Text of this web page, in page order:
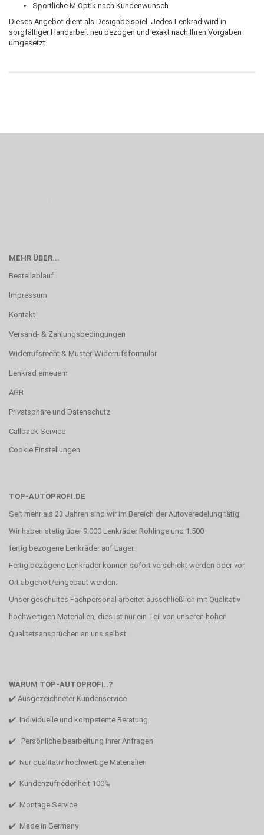
Sportliche M Optik nach Kundenwunsch
Dieses Angebot dient als Designbeispiel. Jedes Lenkrad wird in
sorgfältiger Handarbeit neu bezogen und exakt nach Ihren Vorgaben
umgesetzt.
MEHR ÜBER...
Bestellablauf
Impressum
Kontakt
Versand- & Zahlungsbedingungen
Widerrufsrecht & Muster-Widerrufsformular
Lenkrad erneuern
AGB
Privatsphäre und Datenschutz
Callback Service
Cookie Einstellungen
TOP-AUTOPROFI.DE
Seit mehr als 23 Jahren sind wir im Bereich der Autoveredelung tätig.
Wir haben stetig über 9.000 Lenkräder Rohlinge und 1.500
fertig bezogene Lenkräder auf Lager.
Fertig bezogene Lenkräder können sofort verschickt werden oder vor
Ort abgeholt/eingebaut werden.
Unser geschultes Fachpersonal arbeitet ausschließlich mit Qualitativ
hochwertigen Materialien, dies ist nur ein Teil von unseren hohen
Qualitetsansprüchen an uns selbst.
WARUM TOP-AUTOPROFI..?
✔️ Ausgezeichneter Kundenservice
✔️ Individuelle und kompetente Beratung
✔️ Persönliche bearbeitung Ihrer Anfragen
✔️ Nur qualitativ hochwertige Materialien
✔️ Kundenzufriedenheit 100%
✔️ Montage Service
✔️ Made in Germany